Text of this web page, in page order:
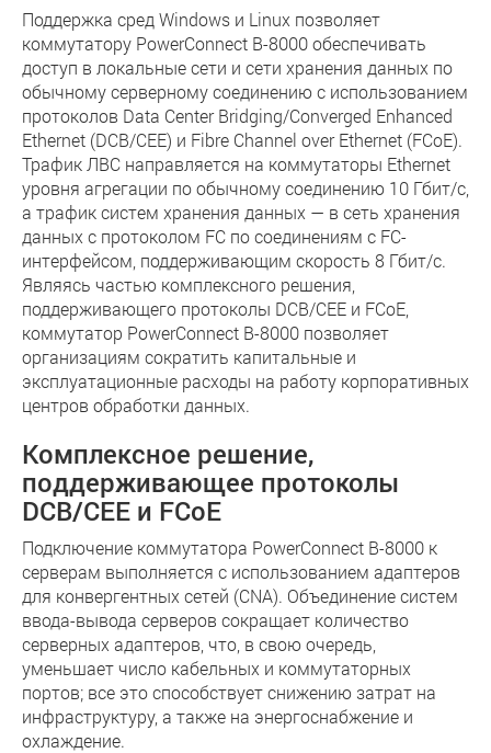
Поддержка сред Windows и Linux позволяет
коммутатору PowerConnect B-8000 обеспечивать
доступ в локальные сети и сети хранения данных по
обычному серверному соединению с использованием
протоколов Data Center Bridging/Converged Enhanced
Ethernet (DCB/CEE) и Fibre Channel over Ethernet (FCoE).
Трафик ЛВС направляется на коммутаторы Ethernet
уровня агрегации по обычному соединению 10 Гбит/с,
а трафик систем хранения данных — в сеть хранения
данных с протоколом FC по соединениям с FC-
интерфейсом, поддерживающим скорость 8 Гбит/с.
Являясь частью комплексного решения,
поддерживающего протоколы DCB/CEE и FCoE,
коммутатор PowerConnect B-8000 позволяет
организациям сократить капитальные и
эксплуатационные расходы на работу корпоративных
центров обработки данных.
Комплексное решение,
поддерживающее протоколы
DCB/CEE и FCoE
Подключение коммутатора PowerConnect B-8000 к
серверам выполняется с использованием адаптеров
для конвергентных сетей (CNA). Объединение систем
ввода-вывода серверов сокращает количество
серверных адаптеров, что, в свою очередь,
уменьшает число кабельных и коммутаторных
портов; все это способствует снижению затрат на
инфраструктуру, а также на энергоснабжение и
охлаждение.